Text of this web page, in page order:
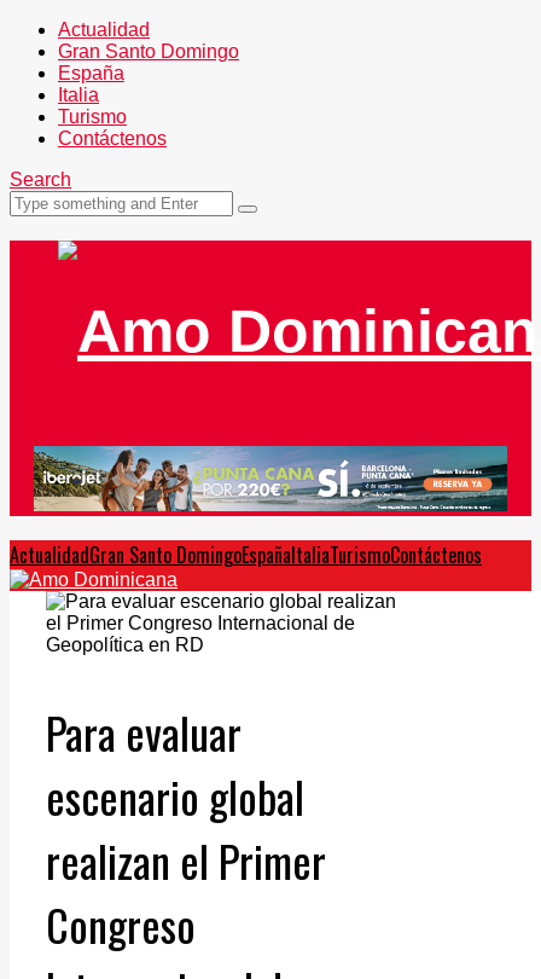
Actualidad
Gran Santo Domingo
España
Italia
Turismo
Contáctenos
Search
ActualidadGran Santo DomingoEspañaItaliaTurismoContáctenos
Para evaluar
escenario global
realizan el Primer
Congreso